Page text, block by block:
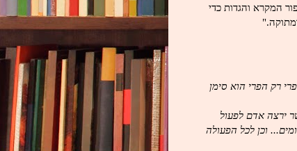
המקרא והגדות כדי
רק הפרי הוא סימן
ירצה אדם לפעול
וכן לכל הפעולה